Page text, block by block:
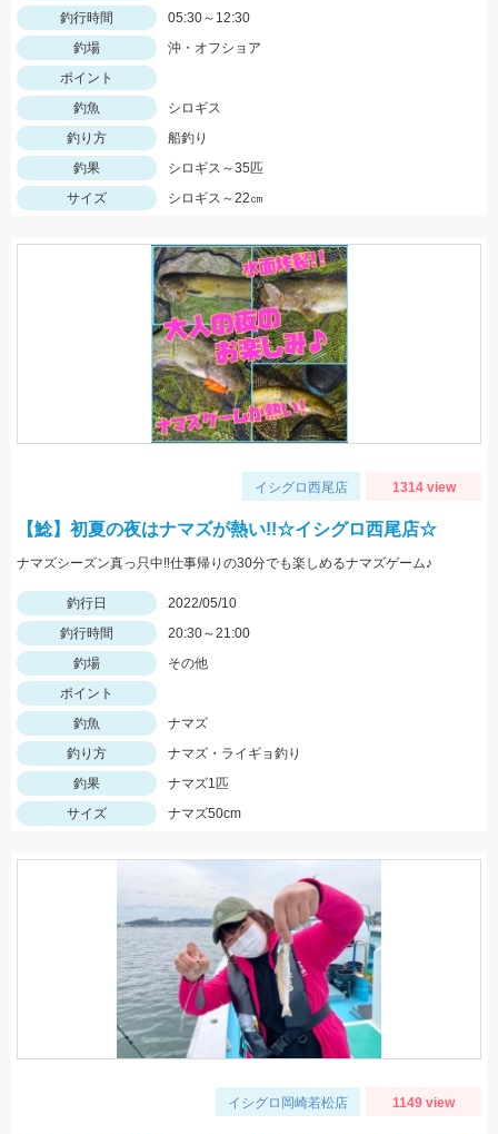
釣行時間
05:30～12:30
釣場
沖・オフショア
ポイント
釣魚
シロギス
釣り方
船釣り
釣果
シロギス～35匹
サイズ
シロギス～22㎝
イシグロ西尾店 1314 view
【鯰】初夏の夜はナマズが熱い!!☆イシグロ西尾店☆
ナマズシーズン真っ只中‼仕事帰りの30分でも楽しめるナマズゲーム♪
釣行日
2022/05/10
釣行時間
20:30～21:00
釣場
その他
ポイント
釣魚
ナマズ
釣り方
ナマズ・ライギョ釣り
釣果
ナマズ1匹
サイズ
ナマズ50cm
イシグロ岡崎若松店 1149 view